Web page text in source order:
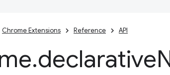
Chrome Extensions Reference API
.declarative